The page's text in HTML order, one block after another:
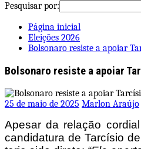
Pesquisar por:
Página inicial
Eleições 2026
Bolsonaro resiste a apoiar
Bolsonaro resiste a apoiar
25 de maio de 2025 Marlon Araújo
Apesar da relação
candidatura de Tarcísio